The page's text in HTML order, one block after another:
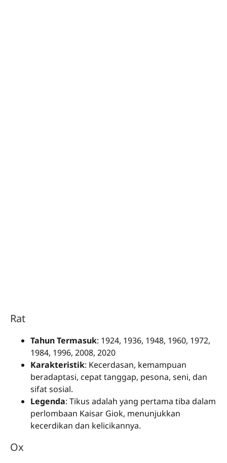
Rat
Tahun Termasuk: 1924, 1936, 1948, 1960, 1972,
1984, 1996, 2008, 2020
Karakteristik: Kecerdasan, kemampuan
beradaptasi, cepat tanggap, pesona, seni, dan
sifat sosial.
Legenda: Tikus adalah yang pertama tiba dalam
perlombaan Kaisar Giok, menunjukkan
kecerdikan dan kelicikannya.
Ox